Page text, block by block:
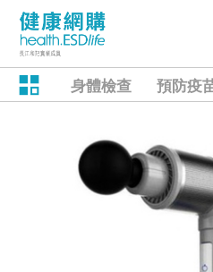
身體檢查 預防疫